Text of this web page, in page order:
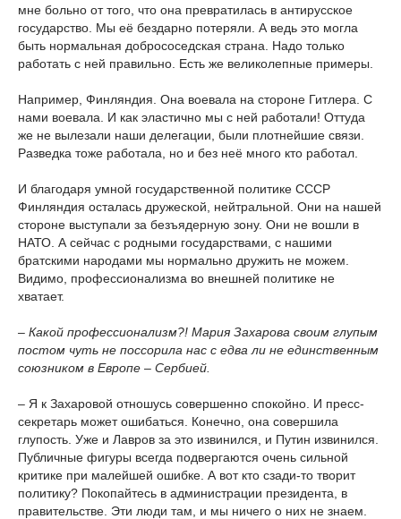
мне больно от того, что она превратилась в антирусское
государство. Мы её бездарно потеряли. А ведь это могла
быть нормальная добрососедская страна. Надо только
работать с ней правильно. Есть же великолепные примеры.
Например, Финляндия. Она воевала на стороне Гитлера. С
нами воевала. И как эластично мы с ней работали! Оттуда
же не вылезали наши делегации, были плотнейшие связи.
Разведка тоже работала, но и без неё много кто работал.
И благодаря умной государственной политике СССР
Финляндия осталась дружеской, нейтральной. Они на нашей
стороне выступали за безъядерную зону. Они не вошли в
НАТО. А сейчас с родными государствами, с нашими
братскими народами мы нормально дружить не можем.
Видимо, профессионализма во внешней политике не
хватает.
– Какой профессионализм?! Мария Захарова своим глупым
постом чуть не поссорила нас с едва ли не единственным
союзником в Европе – Сербией.
– Я к Захаровой отношусь совершенно спокойно. И пресс-
секретарь может ошибаться. Конечно, она совершила
глупость. Уже и Лавров за это извинился, и Путин извинился.
Публичные фигуры всегда подвергаются очень сильной
критике при малейшей ошибке. А вот кто сзади-то творит
политику? Покопайтесь в администрации президента, в
правительстве. Эти люди там, и мы ничего о них не знаем.